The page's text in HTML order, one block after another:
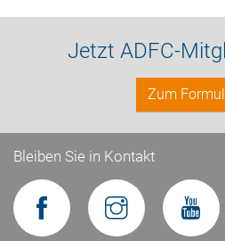
Jetzt ADFC-
Zum
Bleiben Sie in Kontakt